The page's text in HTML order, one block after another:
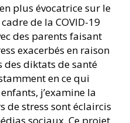
plus évocatrice sur le
de la COVID-19
des parents faisant
exacerbés en raison
des diktats de santé
en ce qui
j’examine la
de stress sont éclaircis